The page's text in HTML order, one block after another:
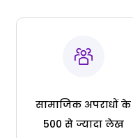
सामाजिक अपराधों के
500 से ज्यादा लेख